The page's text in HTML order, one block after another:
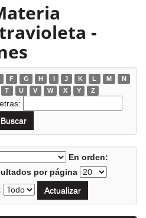
-
F G H I J K L M
N
T U V W X Y Z
En orden:
por página